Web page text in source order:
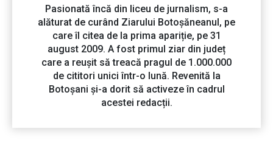
Pasionată încă din liceu de jurnalism, s-a
alăturat de curând Ziarului Botoșăneanul, pe
care îl citea de la prima apariție, pe 31
august 2009. A fost primul ziar din județ
care a reușit să treacă pragul de 1.000.000
de cititori unici într-o lună. Revenită la
Botoșani și-a dorit să activeze în cadrul
acestei redacții.